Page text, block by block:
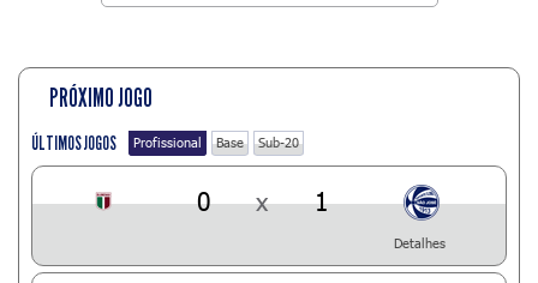
PRÓXIMO JOGO
ÚLTIMOS JOGOS Profissional Base Sub-20
0 x 1
Detalhes